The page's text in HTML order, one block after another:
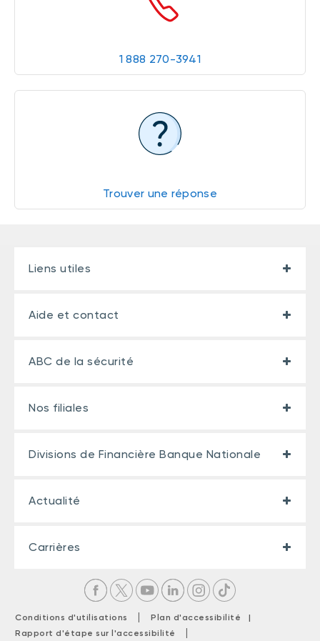
1 888 270-3941
Trouver une réponse
Liens utiles
Aide et contact
ABC de la sécurité
Nos filiales
Divisions de Financière Banque Nationale
Actualité
Carrières
Conditions d'utilisations |
Plan d'accessibilité |
Rapport d'étape sur l'accessibilité
|